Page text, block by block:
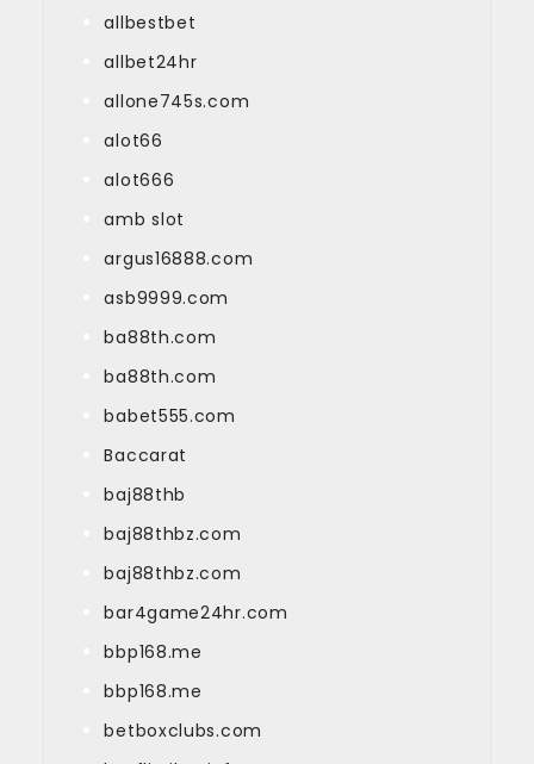
allbestbet
allbet24hr
allone745s.com
alot66
alot666
amb slot
argus16888.com
asb9999.com
ba88th.com
ba88th.com
babet555.com
Baccarat
baj88thb
baj88thbz.com
baj88thbz.com
bar4game24hr.com
bbp168.me
bbp168.me
betboxclubs.com